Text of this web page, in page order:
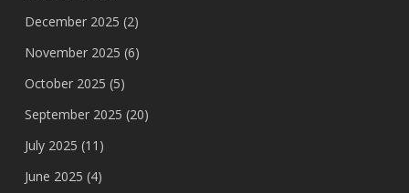
December 2025 (2)
November 2025 (6)
October 2025 (5)
September 2025 (20)
July 2025 (11)
June 2025 (4)